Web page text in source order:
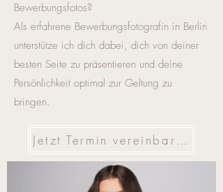
Bewerbungsfotos?
Als erfahrene Bewerbungsfotografin in Berlin
unterstütze ich dich dabei, dich von deiner
besten Seite zu präsentieren und deine
Persönlichkeit optimal zur Geltung zu
bringen.
Jetzt Termin vereinbaren